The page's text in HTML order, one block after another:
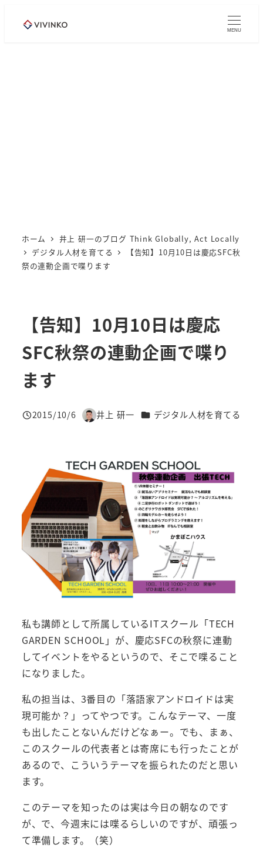
MENU
ホーム
井上 研一のブログ Think Globally, Act Locally
デジタル人材を育てる
【告知】10月10日は慶応SFC秋
祭の連動企画で喋ります
【告知】10月10日は慶応
SFC秋祭の連動企画で喋り
ます
投稿日
2015/10/6
著
井上 研一 カテゴリー
デジタル人材を育てる
私も講師として所属しているITスクール「TECH
GARDEN SCHOOL」が、慶応SFCの秋祭に連動
してイベントをやるというので、そこで喋ること
になりました。
私の担当は、3番目の「落語家アンドロイドは実
現可能か？」ってやつです。こんなテーマ、一度
も出したことないんだけどなぁー。でも、まぁ、
このスクールの代表者とは寄席にも行ったことが
あるので、こういうテーマを振られたのだと思い
ます。
このテーマを知ったのは実は今日の朝なのです
が、で、今週末には喋るらしいのですが、頑張っ
て準備します。（笑）